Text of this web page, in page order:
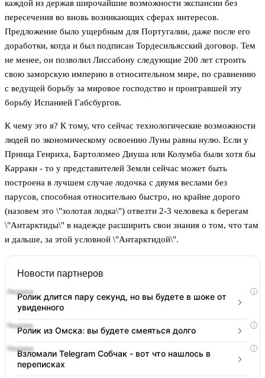
каждой из держав широчайшие возможности экспансии без
пересечения во вновь возникающих сферах интересов.
Предложение было ущербным для Португалии, даже после его
доработки, когда и был подписан Тордесильясский договор. Тем
не менее, он позволил Лиссабону следующие 200 лет строить
свою заморскую империю в относительном мире, по сравнению
с ведущей борьбу за мировое господство и проигравшей эту
борьбу Испанией Габсбургов.
К чему это я? К тому, что сейчас технологические возможности
людей по экономическому освоению Луны равны нулю. Если у
Принца Генриха, Бартоломео Диуша или Колумба были хотя бы
Карраки - то у представителей Земли сейчас может быть
построена в лучшем случае лодочка с двумя веслами без
парусов, способная относительно быстро, но крайне дорого
(назовем это \"золотая лодка\") отвезти 2-3 человека к берегам
\"Антарктиды\" в надежде расширить свои знания о том, что там
и дальше, за этой условной \"Антарктидой\".
Новости партнеров
i
Ролик длится пару секунд, но вы будете в шоке от
увиденного
i
Ролик из Омска: вы будете смеяться долго
i
Взломали Telegram Собчак - вот что нашлось в
переписках